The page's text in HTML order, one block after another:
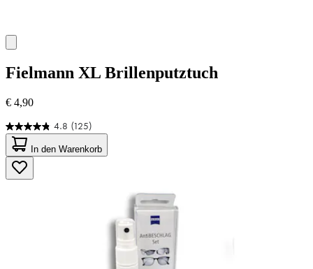
Fielmann XL Brillenputztuch
€ 4,90
4.8 (125)
4.8
von
5
Sternen.
125
In den Warenkorb